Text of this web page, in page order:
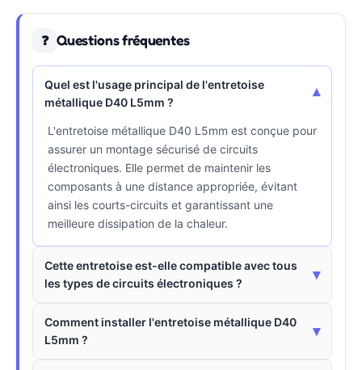
❓ Questions fréquentes
Quel est l'usage principal de l'entretoise
métallique D40 L5mm ?
▾
L'entretoise métallique D40 L5mm est conçue pour
assurer un montage sécurisé de circuits
électroniques. Elle permet de maintenir les
composants à une distance appropriée, évitant
ainsi les courts-circuits et garantissant une
meilleure dissipation de la chaleur.
Cette entretoise est-elle compatible avec tous
les types de circuits électroniques ?
▾
Comment installer l'entretoise métallique D40
L5mm ?
▾